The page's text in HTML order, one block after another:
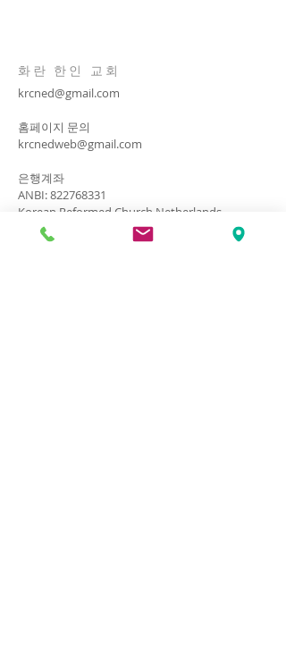
화란 한인 교회
krcned@gmail.com
​홈페이지 문의
krcnedweb@gmail.com
은행계좌
ANBI:822768331
Korean Reformed Church Netherlands
ING Bank NL44 INGB 0674 7267 66